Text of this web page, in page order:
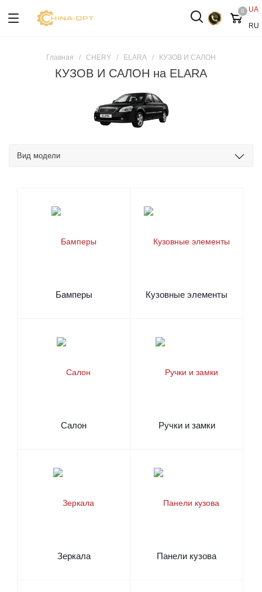
UA
RU
0
Главная / CHERY / ELARA / КУЗОВ И САЛОН
КУЗОВ И САЛОН на ELARA
Вид модели
Бамперы Кузовные элементы
Салон Ручки и замки
Зеркала Панели кузова